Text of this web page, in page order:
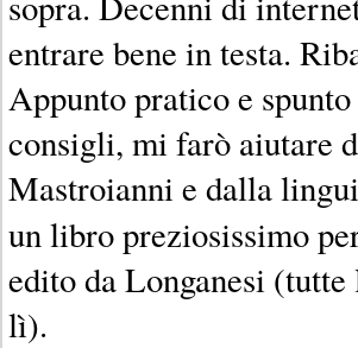
entrare bene in testa.
Appunto pratico e
consigli, mi farò aiutare
Mastroianni e dalla
un libro preziosissimo
edito da Longanesi
lì).